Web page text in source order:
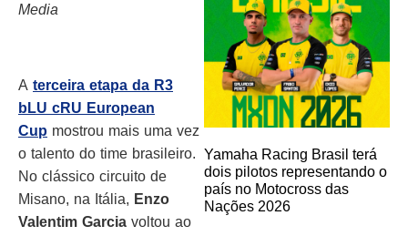
Media
A terceira etapa da R3
bLU cRU European
Cup mostrou mais uma vez
o talento do time brasileiro.
No clássico circuito de
Misano, na Itália, Enzo
Valentim Garcia voltou ao
Yamaha Racing Brasil terá
dois pilotos representando o
país no Motocross das
Nações 2026